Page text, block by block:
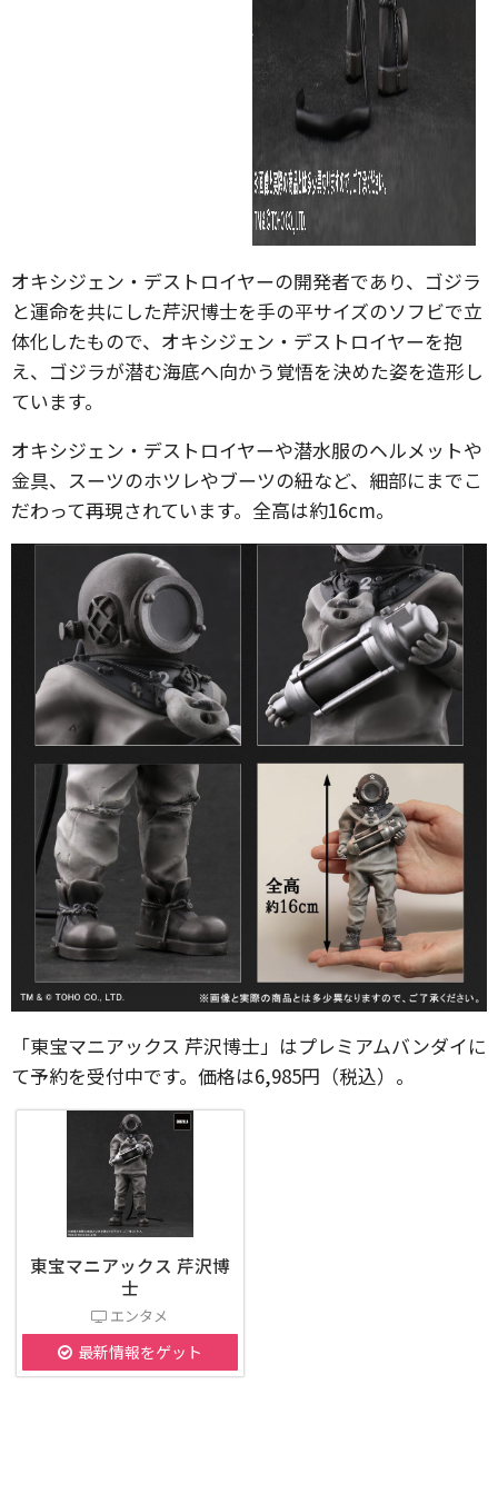
オキシジェン・デストロイヤーの開発者であり、ゴジラ
と運命を共にした芹沢博士を手の平サイズのソフビで立
体化したもので、オキシジェン・デストロイヤーを抱
え、ゴジラが潜む海底へ向かう覚悟を決めた姿を造形し
ています。
オキシジェン・デストロイヤーや潜水服のヘルメットや
金具、スーツのホツレやブーツの紐など、細部にまでこ
だわって再現されています。全高は約16cm。
「東宝マニアックス 芹沢博士」はプレミアムバンダイに
て予約を受付中です。価格は6,985円（税込）。
東宝マニアックス 芹沢博
士
エンタメ
最新情報をゲット